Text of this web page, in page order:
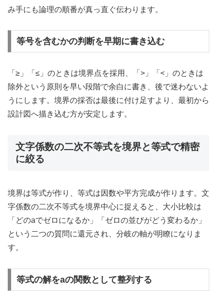
み手にも論理の順番が真っ直ぐ伝わります。
等号を含むかの判断を早期に書き込む
「≥」「≤」のときは境界点を採用、「>」「<」のときは
除外という原則を早い段階で余白に書き、後で迷わないよ
うにします。境界の採否は最後に付け足すより、最初から
設計図へ描き込む方が安定します。
文字係数の二次不等式を境界と等式で精密
に絞る
境界は等式が作り、等式は因数や平方完成が作ります。文
字係数の二次不等式を境界中心に捉えると、大小比較は
「どのaでゼロになるか」「ゼロの並びがどう変わるか」
という二つの質問に還元され、分岐の軸が明瞭になりま
す。
等式の解をaの関数として整列する